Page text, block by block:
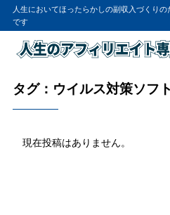
人生においてほったらかしの副収入づくり
です
タグ：ウイルス対策ソフト
現在投稿はありません。